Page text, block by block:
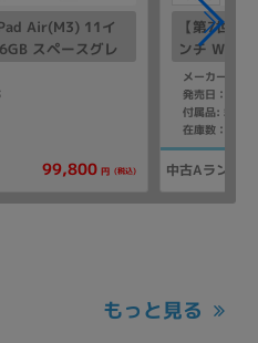
Air(M3) 11イ
スペースグレ
99,800 円 (税込)
【第7世代
ンチ Wi-Fi
イ
メーカー：
発売日：
在庫数：1
中古Aランク
もっと見る